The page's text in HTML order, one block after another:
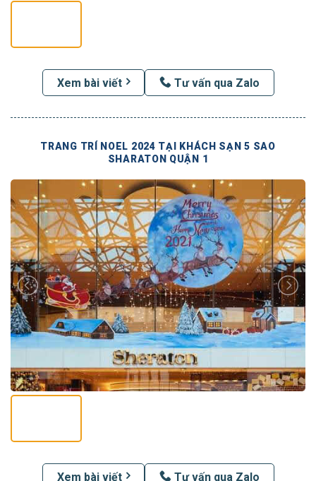
Xem bài viết Tư vấn qua Zalo
TRANG TRÍ NOEL 2024 TẠI KHÁCH SẠN 5 SAO
SHARATON QUẬN 1
Xem bài viết Tư vấn qua Zalo